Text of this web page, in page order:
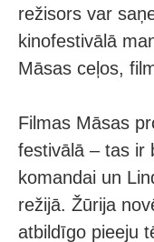
režisors var
kinofestivālā
Māsas ceļos,
Filmas Māsas
festivālā – tas ir
komandai un
režijā. Žūrija
atbildīgo pieeju